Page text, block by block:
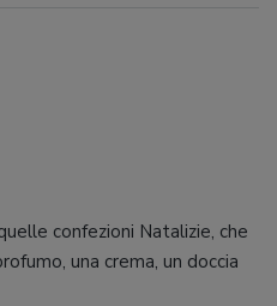
confezioni Natalizie, che
una crema, un doccia